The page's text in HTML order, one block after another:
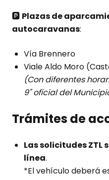
🅿️ Plazas de
autocaravanas:
Vía Brennero
Viale Aldo Moro
(Con diferentes
9" oficial del
Trámites de
Las solicitudes ZTL
línea.
*El vehículo deberá